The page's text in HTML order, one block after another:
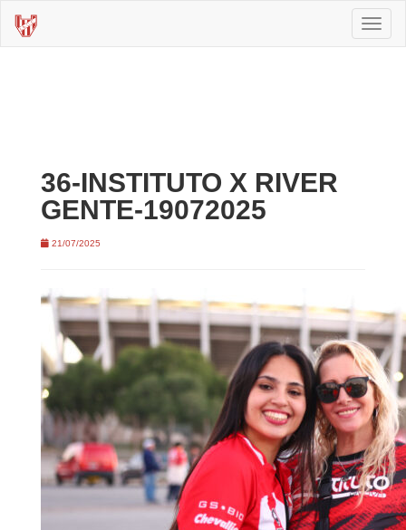
36-INSTITUTO X RIVER
GENTE-19072025
21/07/2025